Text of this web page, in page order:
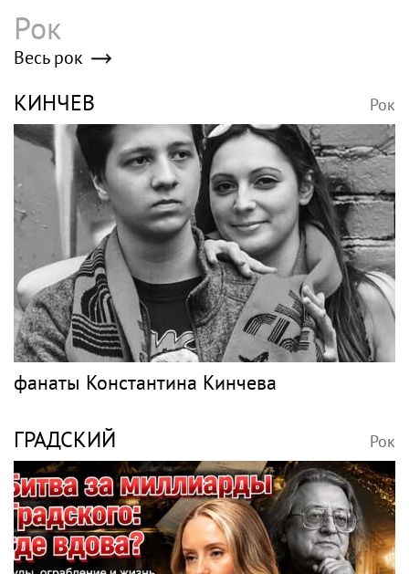
Игорь Бутман
планирует концерты в
Бразилии и Никарагуа
в этом году
SHOT: комик Слепаков
переписал свои
квартиры в РФ на
родителей после
переезда
Кажетта Ахметжанова:
как пригласить добрых
духов в новый дом
Певица ÁARPI: как
грамотно подобрать
гардероб для
выступлений
Спорт в России и